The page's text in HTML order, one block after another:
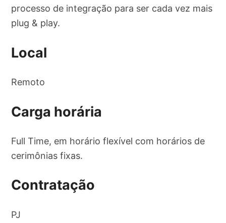
processo de integração para ser cada vez mais
plug & play.
Local
Remoto
Carga horária
Full Time, em horário flexível com horários de
cerimônias fixas.
Contratação
PJ